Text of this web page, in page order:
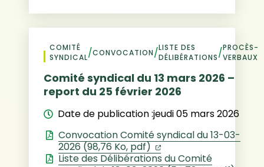
COMITÉ
SYNDICAL/CONVOCATION/LISTE DES
DÉLIBÉRATIONS/PROCÈS-
VERBAUX
Comité syndical du 13 mars 2026 –
report du 25 février 2026
Date de publication :jeudi 05 mars 2026
Convocation Comité syndical du 13-03-
2026 (98,76 Ko, pdf)
(ouverture dans un
Liste des Délibérations du Comité